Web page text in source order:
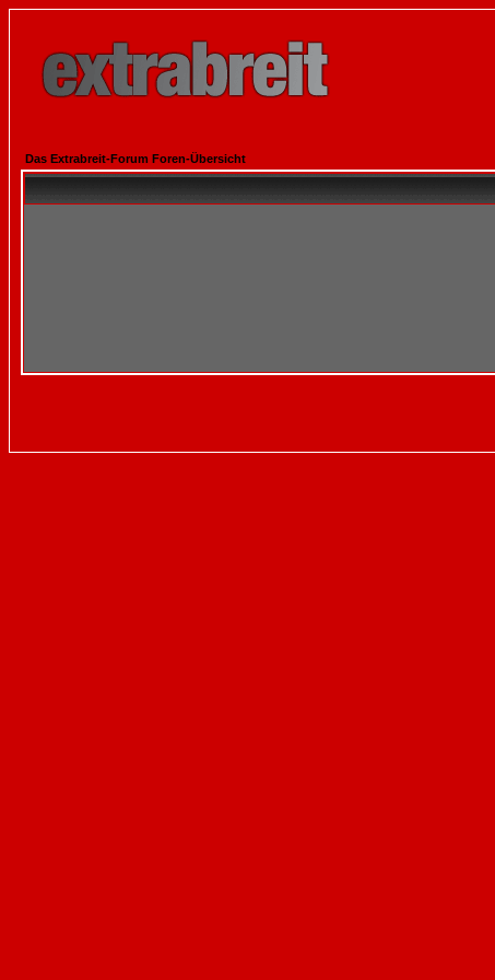
Das Extrabreit-Forum Foren-Übersicht